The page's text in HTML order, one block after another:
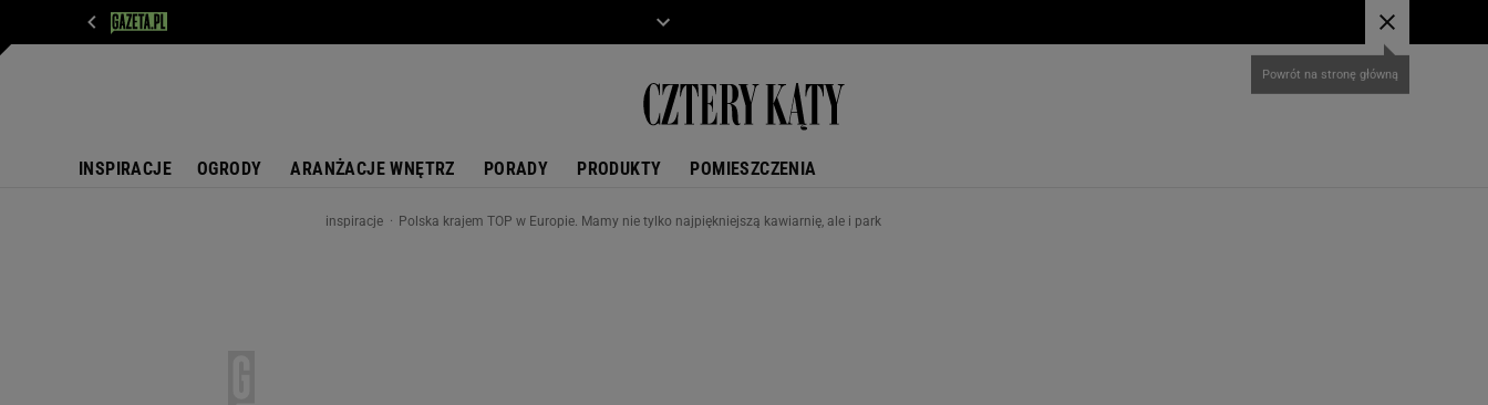
INSPIRACJE OGRODY ARANŻACJE WNĘTRZ PORADY PRODUKTY POMIESZCZENIA
inspiracje Polska krajem TOP w Europie. Mamy nie tylko najpiękniejszą kawiarnię, ale i park